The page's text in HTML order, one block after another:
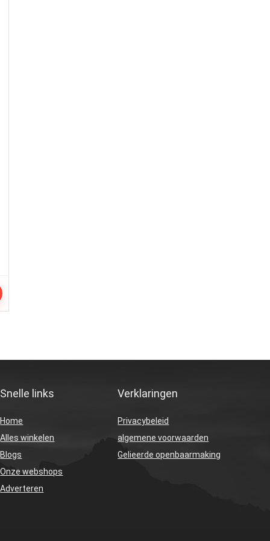
Snelle links
Home
Alles winkelen
Blogs
Onze webshops
Adverteren
Verklaringen
Privacybeleid
algemene voorwaarden
Gelieerde openbaarmaking